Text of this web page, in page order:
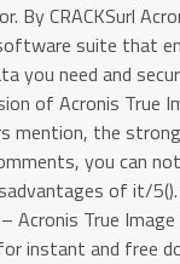
By CRACKSurl
suite that
you need and
of Acronis True
mention, the
you can
of it/
True Image
instant and free